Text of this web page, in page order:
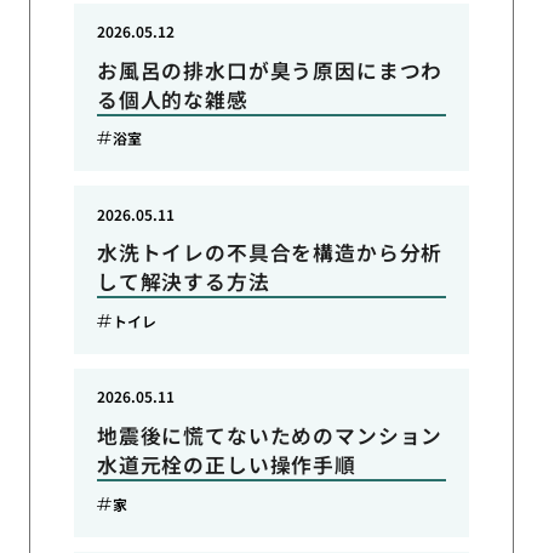
お風呂の排水口が臭う原因にまつわ
る個人的な雑感
2026.05.12
浴室
水洗トイレの不具合を構造から分析
して解決する方法
2026.05.11
トイレ
地震後に慌てないためのマンション
水道元栓の正しい操作手順
2026.05.11
家